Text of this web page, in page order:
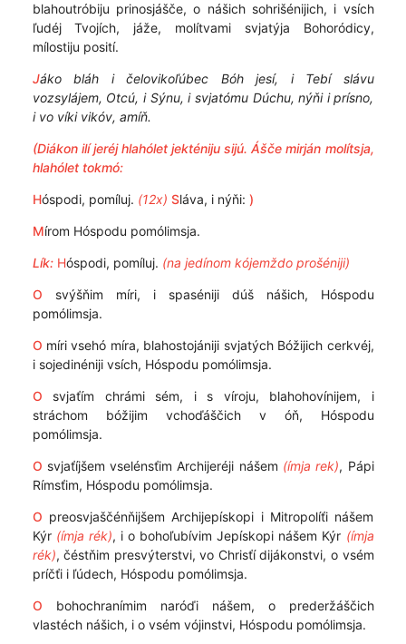
blahoutróbiju prinosjášče, o nášich sohrišénijich, i vsích
ľudéj Tvojích, jáže, molítvami svjatýja Bohoródicy,
mílostiju posití.
Jáko bláh i čelovikoľúbec Bóh jesí, i Tebí slávu
vozsylájem, Otcú, i Sýnu, i svjatómu Dúchu, nýňi i prísno,
i vo víki vikóv, amíň.
(Diákon ilí jeréj hlahólet jekténiju sijú. Ášče mirján molítsja,
hlahólet tokmó:
Hóspodi, pomíluj. (12x) Sláva, i nýňi: )
Mírom Hóspodu pomólimsja.
Lík: Hóspodi, pomíluj. (na jedínom kójemždo prošéniji)
O svýšňim míri, i spaséniji dúš nášich, Hóspodu
pomólimsja.
O míri vsehó míra, blahostojániji svjatých Bóžijich cerkvéj,
i sojedinéniji vsích, Hóspodu pomólimsja.
O svjaťím chrámi sém, i s víroju, blahohovínijem, i
stráchom bóžijim vchoďáščich v óň, Hóspodu
pomólimsja.
O svjaťíjšem vselénsťim Archijeréji nášem (ímja rek), Pápi
Rímsťim, Hóspodu pomólimsja.
O preosvjaščénňijšem Archijepískopi i Mitropolíťi nášem
Kýr (ímja rék), i o bohoľubívim Jepískopi nášem Kýr (ímja
rék), čéstňim presvýterstvi, vo Chrisťí dijákonstvi, o vsém
príčťi i ľúdech, Hóspodu pomólimsja.
O bohochranímim naróďi nášem, o prederžáščich
vlastéch nášich, i o vsém vójinstvi, Hóspodu pomólimsja.